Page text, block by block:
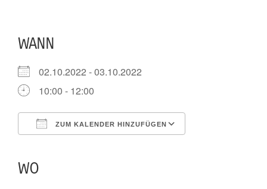
WANN
02.10.2022 - 03.10.2022
10:00 - 12:00
ZUM KALENDER HINZUFÜGEN
WO